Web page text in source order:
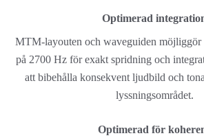
Optimerad
MTM-layouten och waveguiden möjliggör
på 2700 Hz för exakt spridning och
att bibehålla konsekvent ljudbild och
lyssningsområdet.
Optimerad för